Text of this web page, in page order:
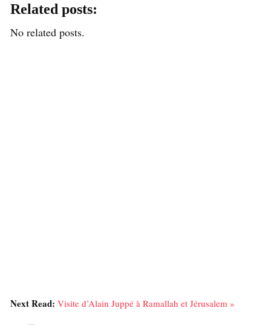
Related posts:
No related posts.
Next Read: Visite d’Alain Juppé à Ramallah et Jérusalem »